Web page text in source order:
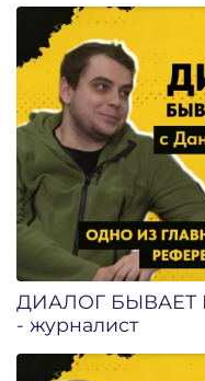
ДИАЛОГ БЫВАЕТ
- журналист